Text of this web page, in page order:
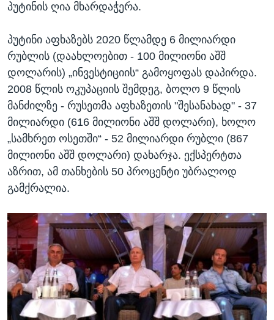
პუტინის ღია მხარდაჭერა.
პუტინი აფხაზებს 2020 წლამდე 6 მილიარდი
რუბლის (დაახლოებით - 100 მილიონი აშშ
დოლარის) „ინვესტიციის“ გამოყოფას დაპირდა.
2008 წლის ოკუპაციის შემდეგ, ბოლო 9 წლის
მანძილზე - რუსეთმა აფხაზეთის "შესანახად" - 37
მილიარდი (616 მილიონი აშშ დოლარი), ხოლო
„სამხრეთ ოსეთში“ - 52 მილიარდი რუბლი (867
მილიონი აშშ დოლარი) დახარჯა. ექსპერტთა
აზრით, ამ თანხების 50 პროცენტი უბრალოდ
გამქრალია.